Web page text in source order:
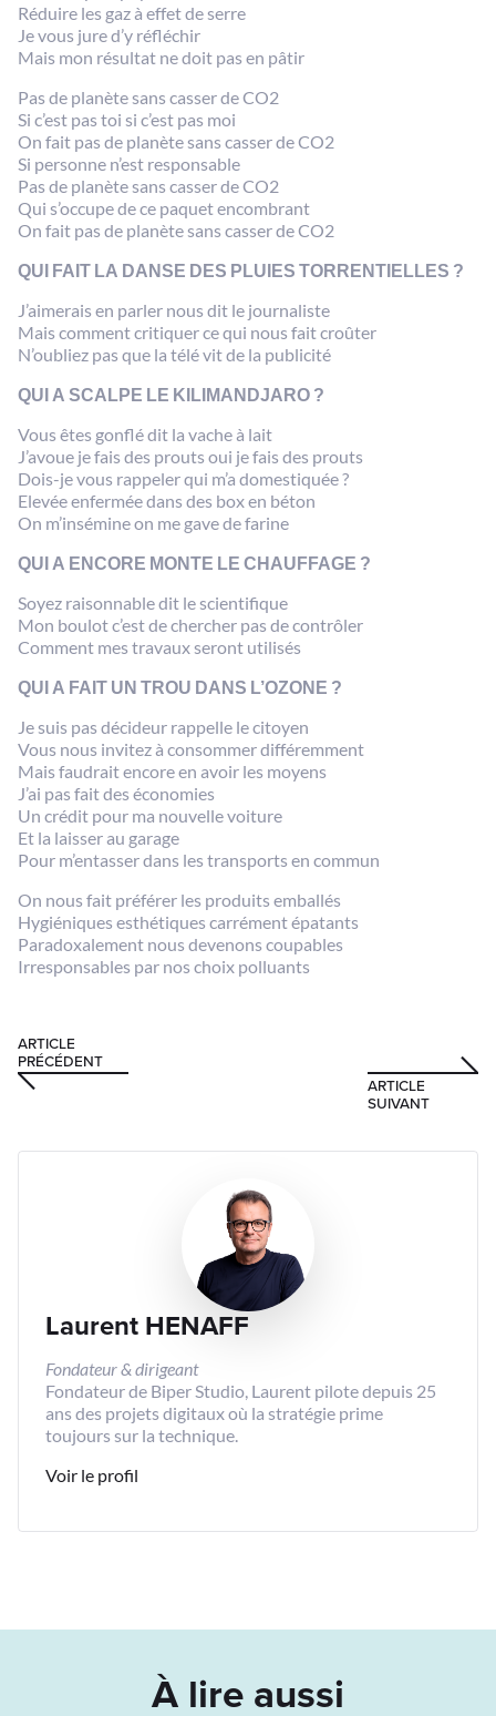
Réduire les gaz à effet de serre
Je vous jure d’y réfléchir
Mais mon résultat ne doit pas en pâtir
Pas de planète sans casser de CO2
Si c’est pas toi si c’est pas moi
On fait pas de planète sans casser de CO2
Si personne n’est responsable
Pas de planète sans casser de CO2
Qui s’occupe de ce paquet encombrant
On fait pas de planète sans casser de CO2
QUI FAIT LA DANSE DES PLUIES TORRENTIELLES ?
J’aimerais en parler nous dit le journaliste
Mais comment critiquer ce qui nous fait croûter
N’oubliez pas que la télé vit de la publicité
QUI A SCALPE LE KILIMANDJARO ?
Vous êtes gonflé dit la vache à lait
J’avoue je fais des prouts oui je fais des prouts
Dois-je vous rappeler qui m’a domestiquée ?
Elevée enfermée dans des box en béton
On m’insémine on me gave de farine
QUI A ENCORE MONTE LE CHAUFFAGE ?
Soyez raisonnable dit le scientifique
Mon boulot c’est de chercher pas de contrôler
Comment mes travaux seront utilisés
QUI A FAIT UN TROU DANS L’OZONE ?
Je suis pas décideur rappelle le citoyen
Vous nous invitez à consommer différemment
Mais faudrait encore en avoir les moyens
J’ai pas fait des économies
Un crédit pour ma nouvelle voiture
Et la laisser au garage
Pour m’entasser dans les transports en commun
On nous fait préférer les produits emballés
Hygiéniques esthétiques carrément épatants
Paradoxalement nous devenons coupables
Irresponsables par nos choix polluants
ARTICLE
PRÉCÉDENT
ARTICLE
SUIVANT
Laurent HENAFF
Fondateur & dirigeant
Fondateur de Biper Studio, Laurent pilote depuis 25
ans des projets digitaux où la stratégie prime
toujours sur la technique.
Voir le profil
À lire aussi